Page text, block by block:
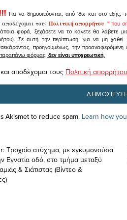
Για να δημοσιεύονται, από 'δω και στο εξής,
τουςΠολιτική απορρήτου " που
φορά, ξεχάσετε να το κάνετε θα λάβετε
Σε αυτή την περίπτωση, για να μη
προηγουμένως, την προαναφερόμενη
παραπάνω φόρμας, δεν είναι υποχρεωτική.
αποδέχομαι τους Πολιτική απορρήτου
Akismet to reduce spam. Learn how
Τροχαίο ατύχημα, με εγκυμονούσα
Εγνατία οδό, στο τμήμα μεταξύ
& Σιάτιστας (Βίντεο &